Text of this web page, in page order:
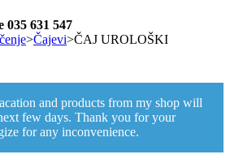
035 631 547
>Čajevi>ČAJ UROLOŠKI
and products from my shop will
few days. Thank you for your
for any inconvenience.